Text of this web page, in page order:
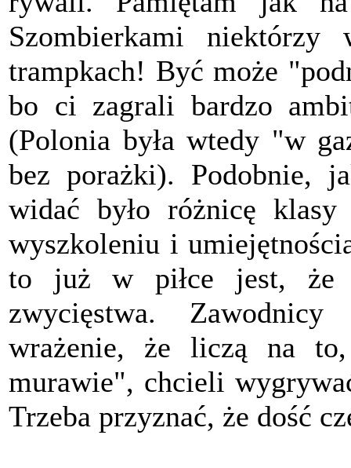
Szombierkami
trampkach! Być może
bo ci zagrali bardzo
(Polonia była wtedy "w
bez porażki). Podobnie,
widać było różnicę
wyszkoleniu i
to już w piłce jest, że
zwycięstwa.
wrażenie, że liczą na
murawie", chcieli
Trzeba przyznać, że dość